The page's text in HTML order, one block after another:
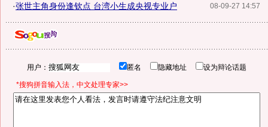
08-09-27 14:57
·张世主角身份逢钦点 台湾小生成央视专业户
用户： 匿名 隐藏地址 设为辩论话题
*搜狗拼音输入法，中文处理专家>>